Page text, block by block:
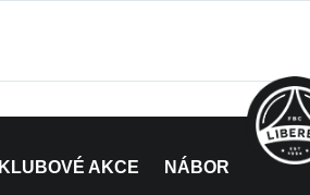
KLUBOVÉ AKCE NÁBOR